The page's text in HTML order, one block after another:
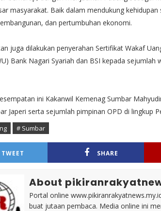
masyarakat. Baik dalam mendukung
dan pertumbuhan ekonomi.
juga dilakukan penyerahan Sertifikat Wakaf
Bank Nagari Syariah dan BSI kepada
ini Kakanwil Kemenag Sumbar
Japeri serta sejumlah pimpinan OPD di lingkup
# Sumbar
TWEET SHARE
About
Portal online
buat jutaan pembaca. Media online ini